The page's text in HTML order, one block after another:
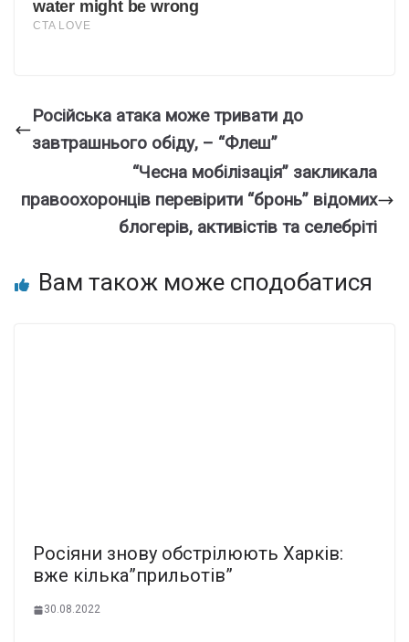
Російська атака може тривати до
завтрашнього обіду, – “Флеш”
“Чесна мобілізація” закликала
правоохоронців перевірити “бронь” відомих
блогерів, активістів та селебріті
Вам також може сподобатися
Росіяни знову обстрілюють Харків:
вже кілька”прильотів”
30.08.2022